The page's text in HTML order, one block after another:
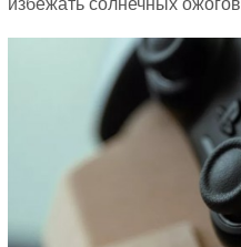
избежать солнечных ожогов